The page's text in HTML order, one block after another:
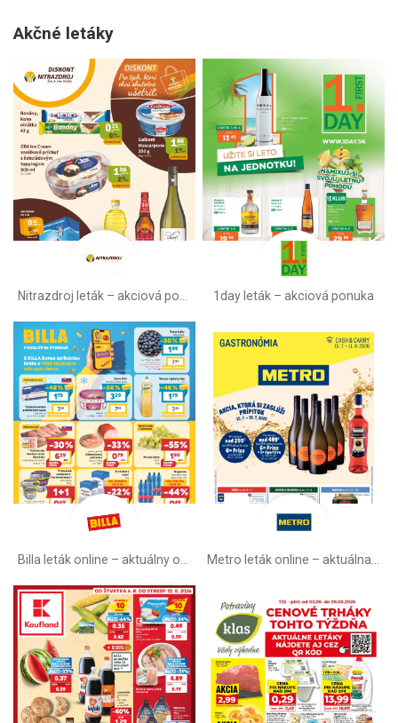
Akčné letáky
1day leták – akciová ponuka